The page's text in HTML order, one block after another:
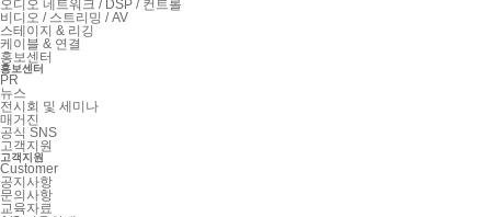
오디오 네트워크 / DSP / 컨트롤
비디오 / 스트리밍 / AV
스테이지 & 리깅
케이블 & 연결
홍보센터
홍보센터
PR
뉴스
전시회 및 세미나
매거진
공식 SNS
고객지원
고객지원
Customer
공지사항
문의사항
교육자료